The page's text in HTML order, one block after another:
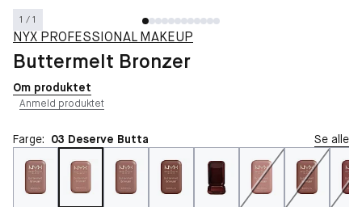
1 / 1
NYX PROFESSIONAL MAKEUP
Buttermelt Bronzer
Om produktet
Anmeld produktet
Farge: 03 Deserve Butta Se alle